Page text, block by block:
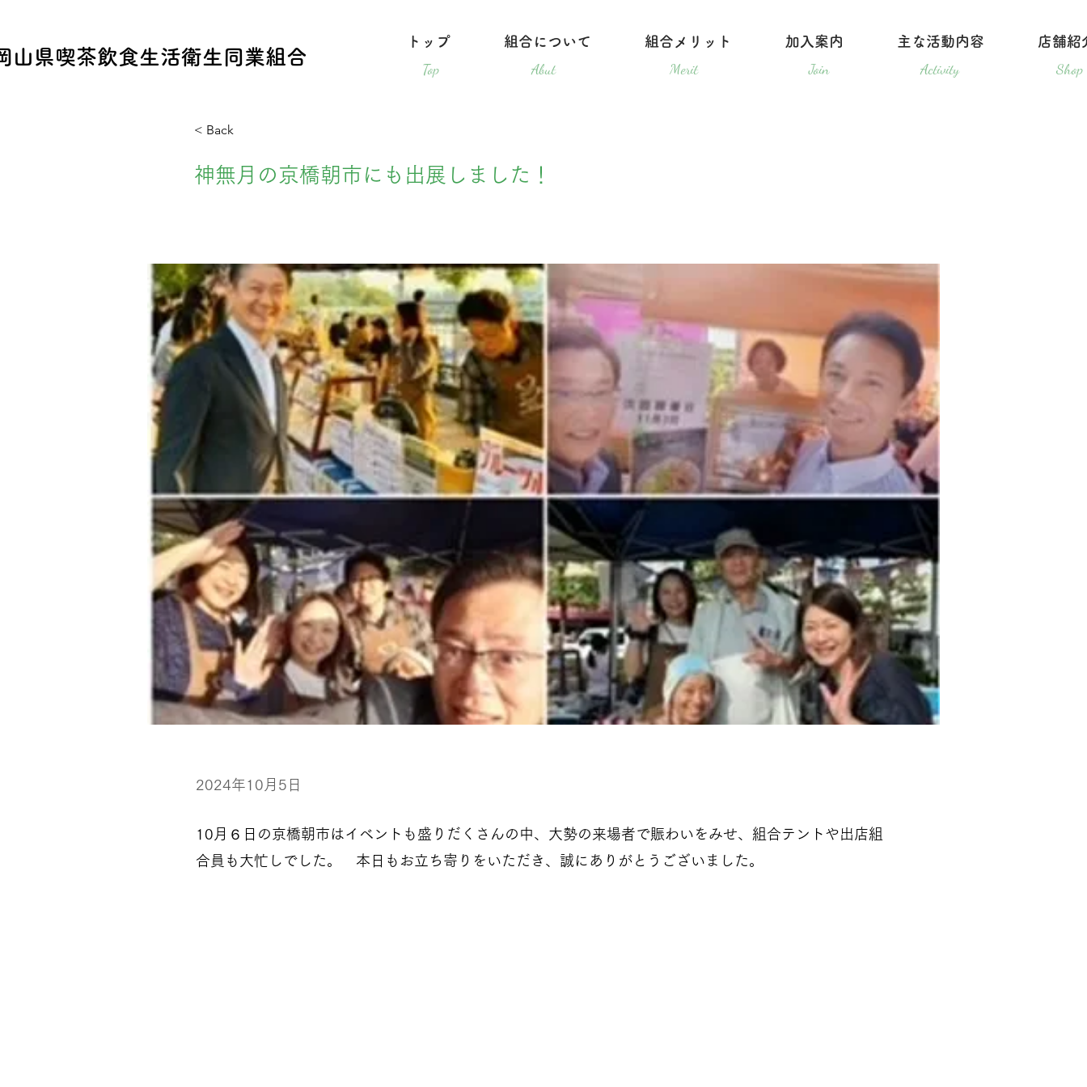
< Back
神無月の京橋朝市にも出展しました！
2024年10月5日
10月６日の京橋朝市はイベントも盛りだくさんの中、大勢の来場者で賑わいをみせ、組合テントや出店組
合員も大忙しでした。 本日もお立ち寄りをいただき、誠にありがとうございました。
山県喫茶飲食生活衛生同業組合
トップ 組合について 組合メリット 加入案内 主な活動内容 店舗紹
Top Abut Merit Join Activity Shop